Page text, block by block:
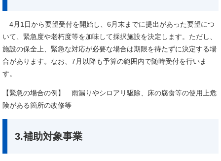
4月1日から要望受付を開始し、6月末までに提出があった要望につ
いて、緊急度や老朽度等を加味して採択施設を決定します。ただし、
施設の保全上、緊急な対応が必要な場合は期限を待たずに決定する場
合があります。なお、7月以降も予算の範囲内で随時受付を行いま
す。
【緊急の場合の例】 雨漏りやシロアリ駆除、床の腐食等の使用上危
険がある箇所の改修等
3.補助対象事業